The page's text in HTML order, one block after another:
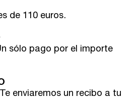
de 110 euros.
sólo pago por el importe
enviaremos un recibo a tu